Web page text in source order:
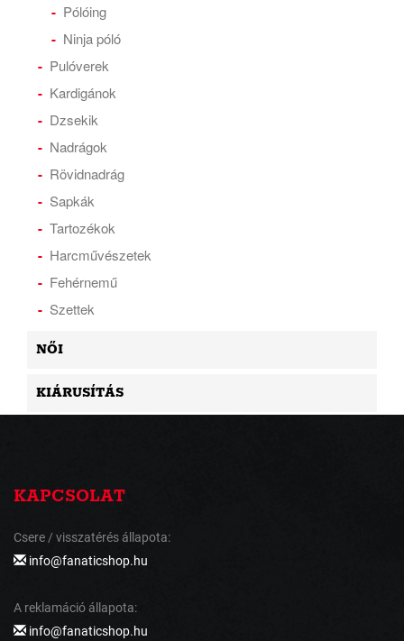
Pólóing
Ninja póló
Pulóverek
Kardigánok
Dzsekik
Nadrágok
Rövidnadrág
Sapkák
Tartozékok
Harcművészetek
Fehérnemű
Szettek
NŐI
KIÁRUSÍTÁS
KAPCSOLAT
Csere / visszatérés állapota:
info@fanaticshop.hu
A reklamáció állapota:
info@fanaticshop.hu